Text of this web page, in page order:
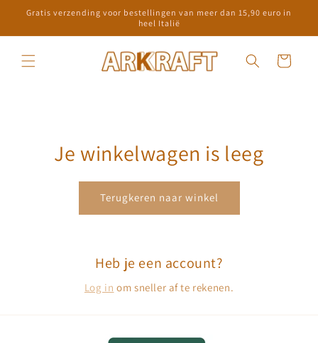
naar de
Gratis verzending voor bestellingen van meer dan 15,90 euro in
heel Italië
Winkelwagen
Je winkelwagen is leeg
Terugkeren naar winkel
Heb je een account?
Log in om sneller af te rekenen.